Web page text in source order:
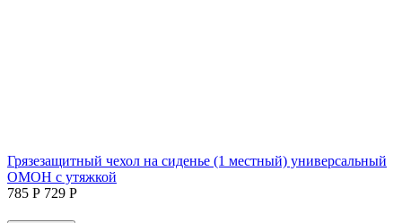
Грязезащитный чехол на сиденье (1 местный) универсальный
ОМОН с утяжкой
‍785‍ Р ‍729‍ Р